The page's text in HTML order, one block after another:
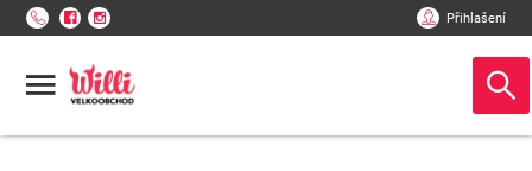
Přihlašení